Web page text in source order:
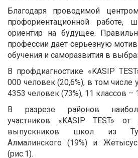
Благодаря проводимой
профориентационной работе,
ориентир на будущее.
профессии дает серьезную
обучения и саморазвития в
В профдиагностике «KASIP
000 человек (20,6%), в том числе
4353 человек (73%), 11 классов –
В разрезе районов
участников «KASIP TEST» от
выпускников школ из
Алмалинского (19%) и
(рис.1).